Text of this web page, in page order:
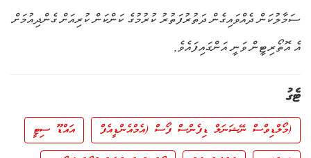
ސަމާލުކަން ދެއްވައިގެން ދަތުރުފަތުރު ކުރުމުގެ ކަންކަން ކުރިއަށް ގެންދިއުމަށް
އެ އޮތޯރިޓީން ވަނީ އަންގައިފައެވެ.
ޓެގު
(މޯލްޑިވްސް ނޭޝަނަލް ޑިފެންސް ފޯސް (އެމްއެންޑީއެފް
އައްޑޫ ސިޓީ